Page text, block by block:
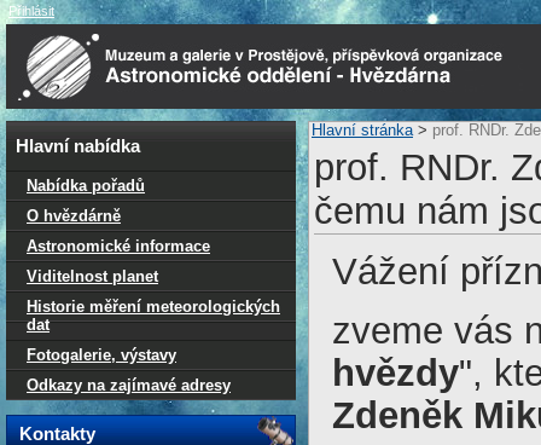
Hlavní nabídka
Nabídka pořadů
O hvězdárně
Astronomické informace
Viditelnost planet
Historie měření meteorologických
dat
Fotogalerie, výstavy
Odkazy na zajímavé adresy
Kontakty
Hlavní stránka> prof. RNDr.
prof. RNDr.
čemu nám
Vážení
zveme vás
hvězdy",
Zdeněk
Přihlásit